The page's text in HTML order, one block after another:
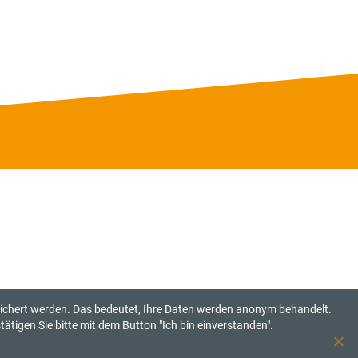
werden. Das bedeutet, Ihre Daten werden anonym behandelt.
Sie bitte mit dem Button "Ich bin einverstanden".